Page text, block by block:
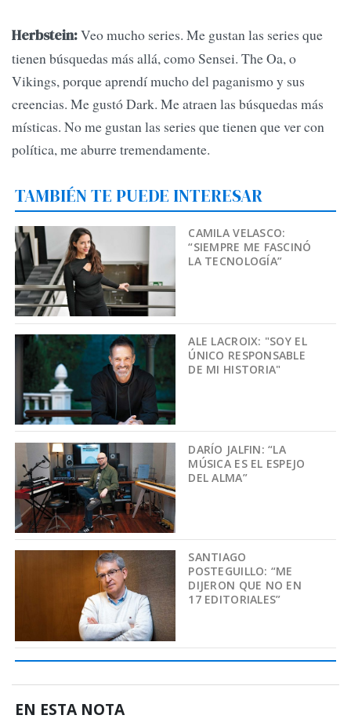
Herbstein:Veo mucho series. Me gustan las series que
tienen búsquedas más allá, como Sensei. The Oa, o
Vikings, porque aprendí mucho del paganismo y sus
creencias. Me gustó Dark. Me atraen las búsquedas más
místicas. No me gustan las series que tienen que ver con
política, me aburre tremendamente.
TAMBIÉN TE PUEDE INTERESAR
CAMILA VELASCO:
“SIEMPRE ME FASCINÓ
LA TECNOLOGÍA”
ALE LACROIX: "SOY EL
ÚNICO RESPONSABLE
DE MI HISTORIA"
DARÍO JALFIN: “LA
MÚSICA ES EL ESPEJO
DEL ALMA”
SANTIAGO
POSTEGUILLO: “ME
DIJERON QUE NO EN
17 EDITORIALES”
EN ESTA NOTA